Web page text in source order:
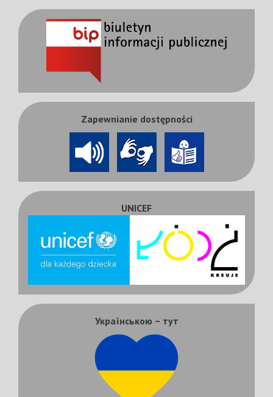
Zapewnianie dostępności
UNICEF
Українською – тут